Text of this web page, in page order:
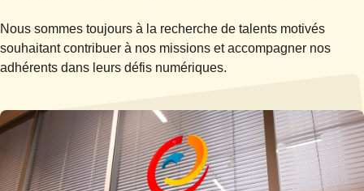
Nous sommes toujours à la recherche de talents motivés
souhaitant contribuer à nos missions et accompagner nos
adhérents dans leurs défis numériques.